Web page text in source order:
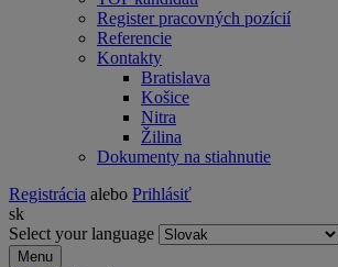
Register pracovných pozícií
Referencie
Kontakty
Bratislava
Košice
Nitra
Žilina
Dokumenty na stiahnutie
Registrácia alebo Prihlásiť
sk
Select your language
Menu